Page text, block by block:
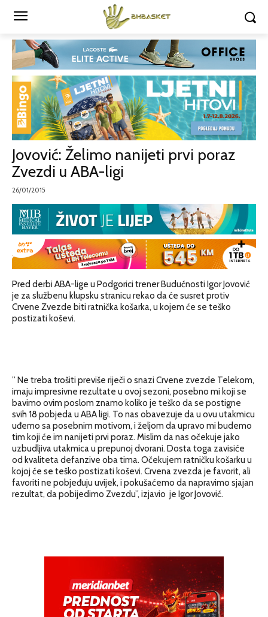
Jovović: Želimo nanijeti prvi poraz
Zvezdi u ABA-ligi
26/01/2015
Pred derbi ABA-lige u Podgorici trener Budućnosti Igor Jovović
je za službenu klupsku stranicu rekao da će susret protiv
Crvene Zvezde biti ratnička košarka, u kojem će se teško
postizati koševi.
” Ne treba trošiti previše riječi o snazi Crvene zvezde Telekom,
imaju impresivne rezultate u ovoj sezoni, posebno mi koji se
bavimo ovim poslom znamo koliko je teško da se postigne
svih 18 pobjeda u ABA ligi. To nas obavezuje da u ovu utakmicu
uđemo sa posebnim motivom, i željom da upravo mi budemo
tim koji će im nanijeti prvi poraz. Mislim da nas očekuje jako
uzbudljiva utakmica u prepunoj dvorani. Dosta toga zavisiće
od kvaliteta defanzive oba tima. Očekujem ratničku košarku u
kojoj će se teško postizati koševi. Crvena zvezda je favorit, ali
favoriti ne pobjeđuju uvijek, i pokušaćemo da napravimo sjajan
rezultat, da pobijedimo Zvezdu”, izjavio je Igor Jovović.